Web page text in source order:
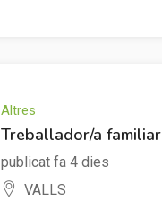
Altres
Treballador/a
publicat fa 4 dies
VALLS